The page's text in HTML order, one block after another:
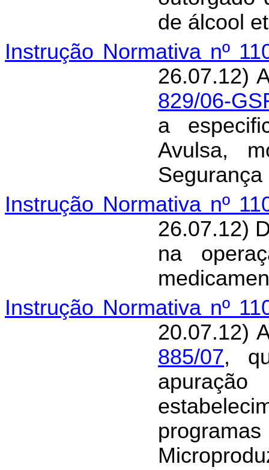
de álcool
Instrução Normativa nº
26.07.12)
829/06-
a
Avulsa,
Instrução Normativa nº
26.07.12)
na
Instrução Normativa nº
20.07.12)
885/07,